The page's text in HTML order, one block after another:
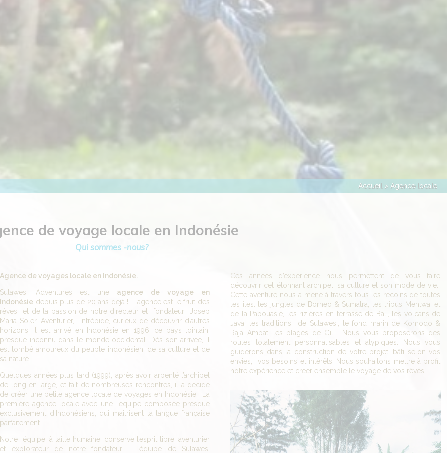
Accueil> Agence locale
de voyage locale en Indonésie
Qui sommes -nous?
Agence de voyages locale en Indonésie.
Sulawesi Adventures est une agence de voyage en
Indonésie depuis plus de 20 ans déjà ! L’agence est le fruit des
rêves et de la passion de notre directeur et fondateur Josep
Maria Soler. Aventurier, intrépide, curieux de découvrir d’autres
horizons, il est arrivé en Indonésie en 1996; ce pays lointain,
presque inconnu dans le monde occidental. Dès son arrivée, il
est tombé amoureux du peuple indonésien, de sa culture et de
sa nature.
Quelques années plus tard (1999), après avoir arpenté l’archipel
de long en large, et fait de nombreuses rencontres, il a décidé
de créer une petite agence locale de voyages en Indonésie . La
première agence locale avec une équipe composée presque
exclusivement d’Indonésiens, qui maitrisent la langue française
parfaitement.
Notre équipe, à taille humaine, conserve l’esprit libre, aventurier
et explorateur de notre fondateur. L’ équipe de Sulawesi
Ces années d’expérience nous permettent de vous faire
découvrir cet étonnant archipel, sa culture et son mode de vie.
Cette aventure nous a mené à travers tous les recoins de toutes
les îles: les jungles de Borneo & Sumatra, les tribus Mentwai et
de la Papouasie, les rizières en terrasse de Bali, les volcans de
Java, les traditions de Sulawesi, le fond marin de Komodo &
Raja Ampat, les plages de Gili.....Nous vous proposerons des
routes totalement personnalisables et atypiques. Nous vous
guiderons dans la construction de votre projet, bâti selon vos
envies, vos besoins et intérêts. Nous souhaitons mettre à profit
notre expérience et créer ensemble le voyage de vos rêves !